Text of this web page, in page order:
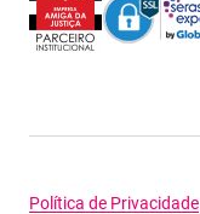
Política de Privacidade